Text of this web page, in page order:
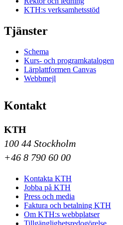
KTH:s verksamhetsstöd
Tjänster
Schema
Kurs- och programkatalogen
Lärplattformen Canvas
Webbmejl
Kontakt
KTH
100 44 Stockholm
+46 8 790 60 00
Kontakta KTH
Jobba på KTH
Press och media
Faktura och betalning KTH
Om KTH:s webbplatser